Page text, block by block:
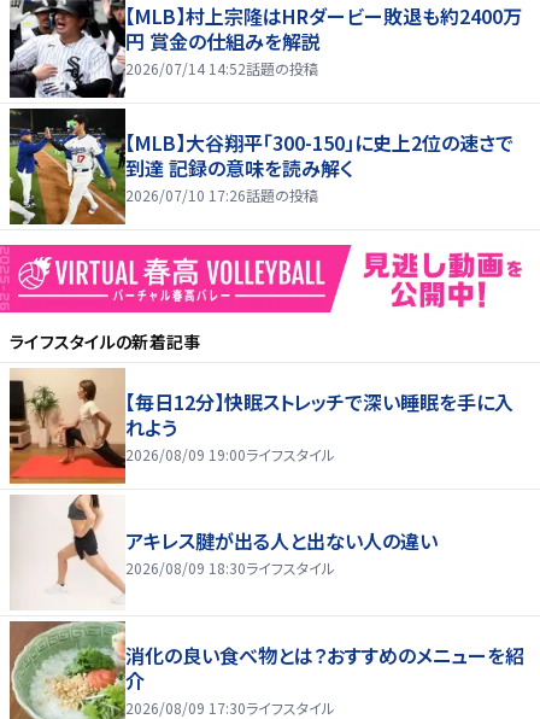
【MLB】村上宗隆はHRダービー敗退も約2400万
円 賞金の仕組みを解説
2026/07/14 14:52話題の投稿
【MLB】大谷翔平「300-150」に史上2位の速さで
到達 記録の意味を読み解く
2026/07/10 17:26話題の投稿
ライフスタイルの新着記事
【毎日12分】快眠ストレッチで深い睡眠を手に入
れよう
2026/08/09 19:00ライフスタイル
アキレス腱が出る人と出ない人の違い
2026/08/09 18:30ライフスタイル
消化の良い食べ物とは？おすすめのメニューを紹
介
2026/08/09 17:30ライフスタイル